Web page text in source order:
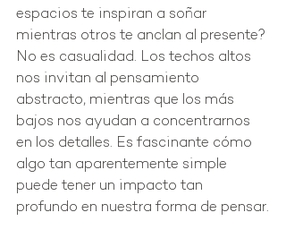
espacios te inspiran a soñar
mientras otros te anclan al presente?
No es casualidad. Los techos altos
nos invitan al pensamiento
abstracto, mientras que los más
bajos nos ayudan a concentrarnos
en los detalles. Es fascinante cómo
algo tan aparentemente simple
puede tener un impacto tan
profundo en nuestra forma de pensar.